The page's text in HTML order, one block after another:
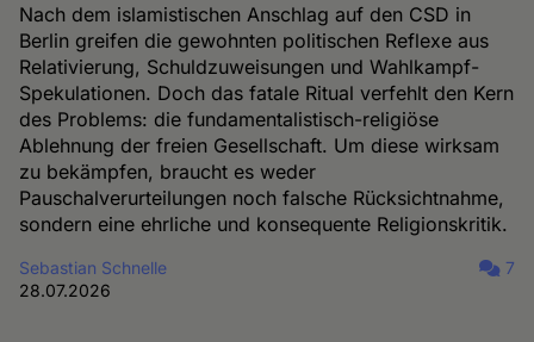
Nach dem islamistischen Anschlag auf den CSD in
Berlin greifen die gewohnten politischen Reflexe aus
Relativierung, Schuldzuweisungen und Wahlkampf-
Spekulationen. Doch das fatale Ritual verfehlt den Kern
des Problems: die fundamentalistisch-religiöse
Ablehnung der freien Gesellschaft. Um diese wirksam
zu bekämpfen, braucht es weder
Pauschalverurteilungen noch falsche Rücksichtnahme,
sondern eine ehrliche und konsequente Religionskritik.
Sebastian Schnelle
28.07.2026
7